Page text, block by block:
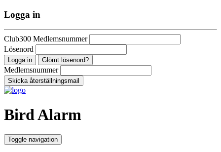
Logga in
Club300 Medlemsnummer
Lösenord
Glömt lösenord?
Medlemsnummer
Bird Alarm
Toggle navigation